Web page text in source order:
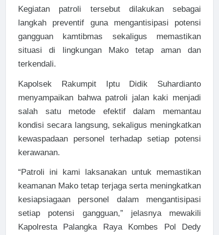
Kegiatan patroli tersebut dilakukan sebagai
langkah preventif guna mengantisipasi potensi
gangguan kamtibmas sekaligus memastikan
situasi di lingkungan Mako tetap aman dan
terkendali.
Kapolsek Rakumpit Iptu Didik Suhardianto
menyampaikan bahwa patroli jalan kaki menjadi
salah satu metode efektif dalam memantau
kondisi secara langsung, sekaligus meningkatkan
kewaspadaan personel terhadap setiap potensi
kerawanan.
“Patroli ini kami laksanakan untuk memastikan
keamanan Mako tetap terjaga serta meningkatkan
kesiapsiagaan personel dalam mengantisipasi
setiap potensi gangguan,” jelasnya mewakili
Kapolresta Palangka Raya Kombes Pol Dedy